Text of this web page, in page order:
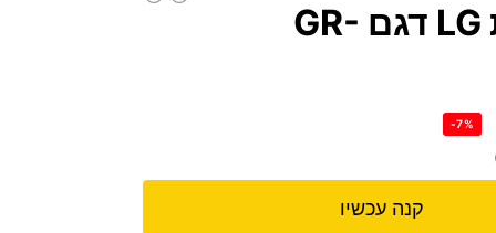
מקרר 4 דלתות LG דגם GR-
-7%
קנה עכשיו